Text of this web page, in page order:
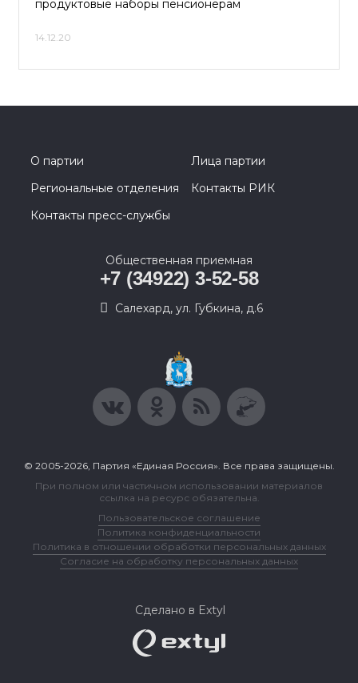
продуктовые наборы пенсионерам
14.12.20
О партии
Лица партии
Региональные отделения
Контакты РИК
Контакты пресс-службы
Общественная приемная
+7 (34922) 3-52-58
Салехард, ул. Губкина, д.6
© 2005-2026, Партия «Единая Россия». Все права защищены.
При полном или частичном использовании материалов
ссылка на ресурс обязательна.
Пользовательское соглашение
Политика конфиденциальности
Политика в отношении обработки персональных данных
Согласие на обработку персональных данных
Сделано в Extyl